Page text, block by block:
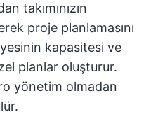
takımınızın
proje planlamasını
kapasitesi ve
planlar oluşturur.
yönetim olmadan